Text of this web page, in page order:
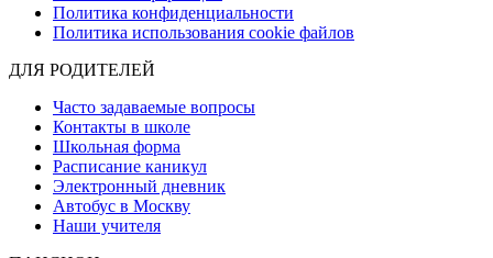
Политика конфиденциальности
Политика использования cookie файлов
ДЛЯ РОДИТЕЛЕЙ
Часто задаваемые вопросы
Контакты в школе
Школьная форма
Расписание каникул
Электронный дневник
Автобус в Москву
Наши учителя